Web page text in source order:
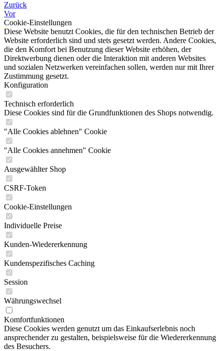
Zurück
Vor
Cookie-Einstellungen
Diese Website benutzt Cookies, die für den technischen Betrieb der
Website erforderlich sind und stets gesetzt werden. Andere Cookies,
die den Komfort bei Benutzung dieser Website erhöhen, der
Direktwerbung dienen oder die Interaktion mit anderen Websites
und sozialen Netzwerken vereinfachen sollen, werden nur mit Ihrer
Zustimmung gesetzt.
Konfiguration
Technisch erforderlich
Diese Cookies sind für die Grundfunktionen des Shops notwendig.
"Alle Cookies ablehnen" Cookie
"Alle Cookies annehmen" Cookie
Ausgewählter Shop
CSRF-Token
Cookie-Einstellungen
Individuelle Preise
Kunden-Wiedererkennung
Kundenspezifisches Caching
Session
Währungswechsel
Komfortfunktionen
Diese Cookies werden genutzt um das Einkaufserlebnis noch
ansprechender zu gestalten, beispielsweise für die Wiedererkennung
des Besuchers.